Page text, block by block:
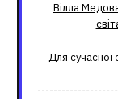
Вілла
Для сучасної